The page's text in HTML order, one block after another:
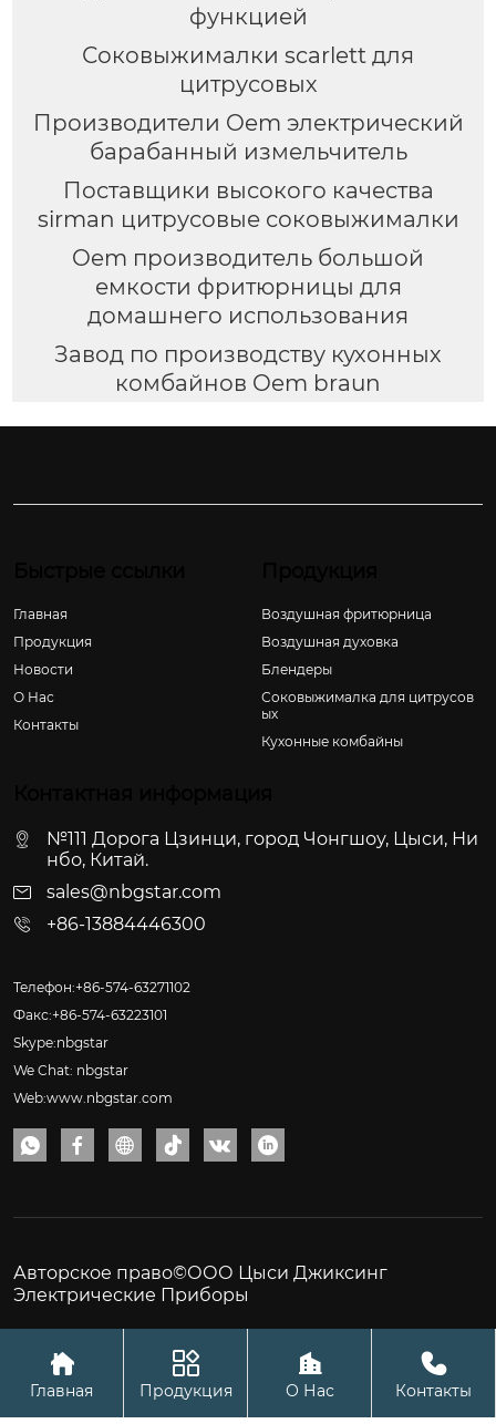
функцией
Соковыжималки scarlett для
цитрусовых
Производители Oem электрический
барабанный измельчитель
Поставщики высокого качества
sirman цитрусовые соковыжималки
Oem производитель большой
емкости фритюрницы для
домашнего использования
Завод по производству кухонных
комбайнов Oem braun
Главная
Продукция
Новости
О Hас
Контакты
Воздушная фритюрница
Воздушная духовка
Блендеры
Соковыжималка для цитрусов
ых
Кухонные комбайны
№111 Дорога Цзинци, город Чонгшоу, Цыси, Ни
нбо, Китай.
sales@nbgstar.com
+86-13884446300
Телефон:+86-574-63271102
Факс:+86-574-63223101
Skype:nbgstar
We Chat: nbgstar
Web:www.nbgstar.com
     
Авторское право©ООО Цыси Джиксинг
Электрические Приборы

Главная

Продукция

О Нас

Контакты